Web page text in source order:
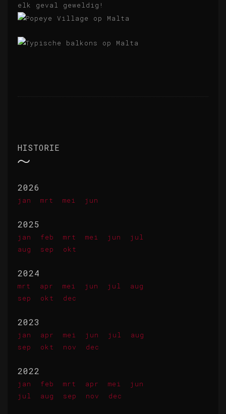
elk geval geweldig!
HISTORIE
2026
jan mrt mei jun
2025
jan feb mrt mei jun
jul
aug
sep okt
2024
mrt apr mei jun jul
aug
sep
okt dec
2023
jan apr mei jun jul
aug
sep
okt nov dec
2022
jan feb mrt apr mei
jun
jul
aug sep nov dec